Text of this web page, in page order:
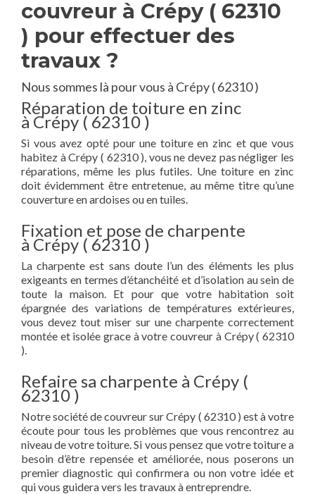
couvreur à Crépy ( 62310
) pour effectuer des
travaux ?
Nous sommes là pour vous à Crépy ( 62310 )
Réparation de toiture en zinc
à Crépy ( 62310 )
Si vous avez opté pour une toiture en zinc et que vous
habitez à Crépy ( 62310 ), vous ne devez pas négliger les
réparations, même les plus futiles. Une toiture en zinc
doit évidemment être entretenue, au même titre qu’une
couverture en ardoises ou en tuiles.
Fixation et pose de charpente
à Crépy ( 62310 )
La charpente est sans doute l’un des éléments les plus
exigeants en termes d’étanchéité et d’isolation au sein de
toute la maison. Et pour que votre habitation soit
épargnée des variations de températures extérieures,
vous devez tout miser sur une charpente correctement
montée et isolée grace à votre couvreur à Crépy ( 62310
).
Refaire sa charpente à Crépy (
62310 )
Notre société de couvreur sur Crépy ( 62310 ) est à votre
écoute pour tous les problèmes que vous rencontrez au
niveau de votre toiture. Si vous pensez que votre toiture a
besoin d’être repensée et améliorée, nous poserons un
premier diagnostic qui confirmera ou non votre idée et
qui vous guidera vers les travaux à entreprendre.